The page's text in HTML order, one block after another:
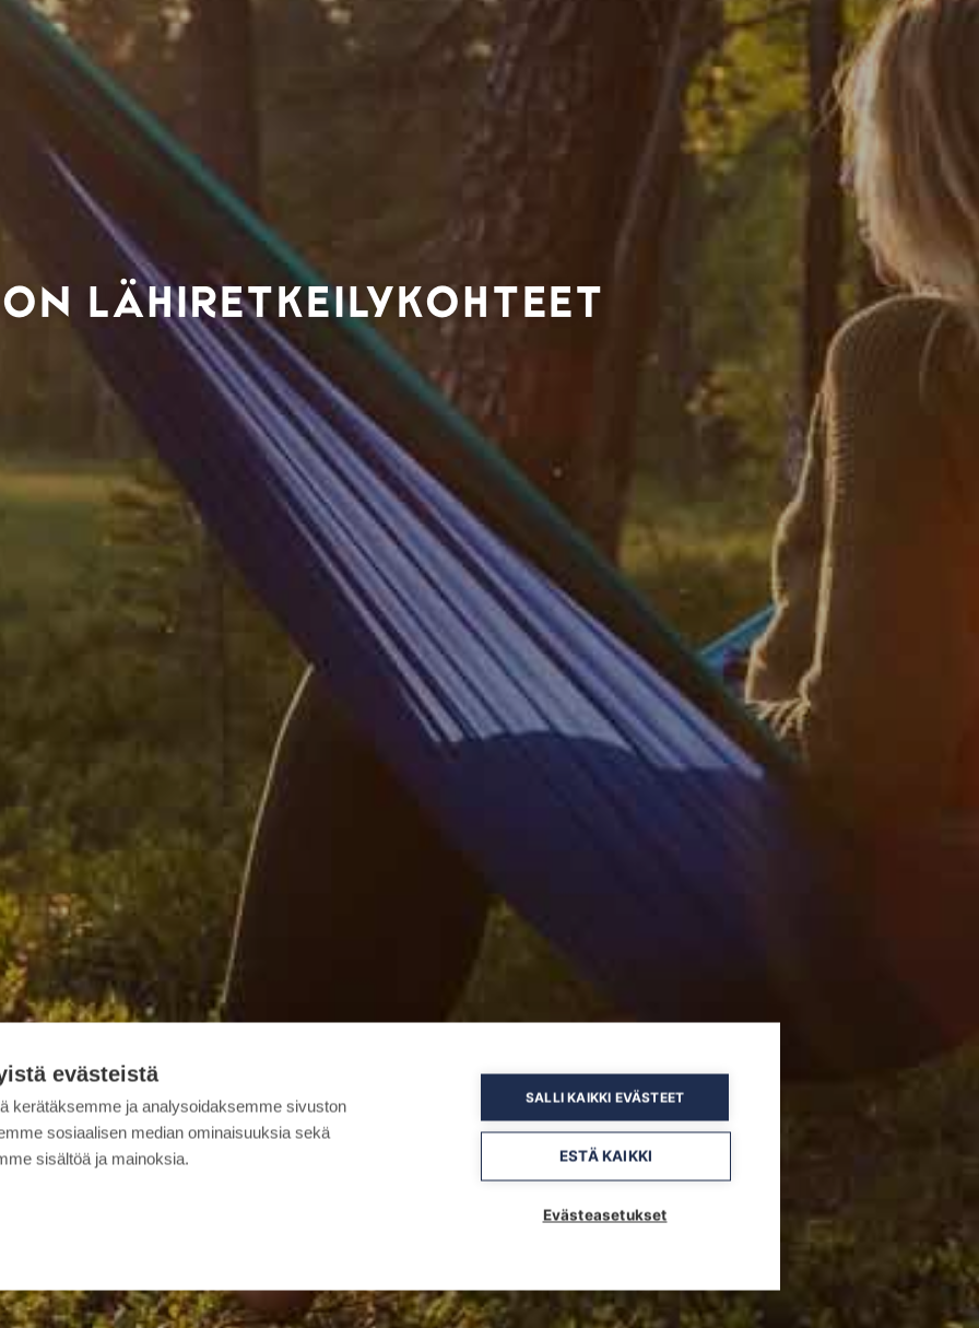
LÄHIRETKEILYKOHTEET
evästeistä
kerätäksemme ja analysoidaksemme sivuston
sosiaalisen median ominaisuuksia sekä
sisältöä ja mainoksia.
SALLI KAIKKI EVÄSTEET
ESTÄ KAIKKI
Evästeasetukset